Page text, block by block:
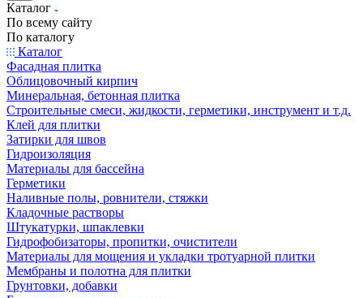
Каталог
По всему сайту
По каталогу
Каталог
Фасадная плитка
Облицовочный кирпич
Минеральная, бетонная плитка
Строительные смеси, жидкости, герметики, инструмент и т.д.
Клей для плитки
Затирки для швов
Гидроизоляция
Материалы для бассейна
Герметики
Наливные полы, ровнители, стяжки
Кладочные растворы
Штукатурки, шпаклевки
Гидрофобизаторы, пропитки, очистители
Материалы для мощения и укладки тротуарной плитки
Мембраны и полотна для плитки
Грунтовки, добавки